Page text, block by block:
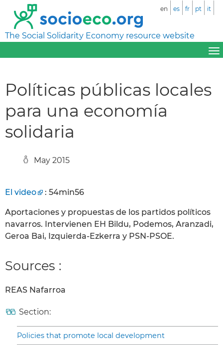
The Social Solidarity Economy resource website
en es fr pt it
Políticas públicas locales
para una economía
solidaria
May 2015
El video : 54min56
Aportaciones y propuestas de los partidos políticos
navarros. Intervienen EH Bildu, Podemos, Aranzadi,
Geroa Bai, Izquierda-Ezkerra y PSN-PSOE.
Sources :
REAS Nafarroa
Section:
Policies that promote local development